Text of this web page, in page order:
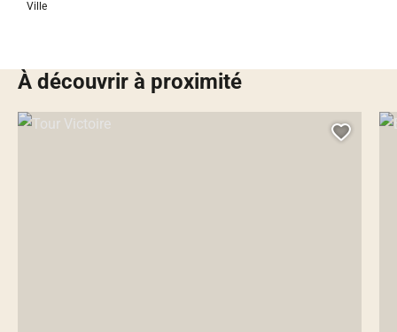
Ville
À découvrir à proximité
Tour Victoire, © Droits libres